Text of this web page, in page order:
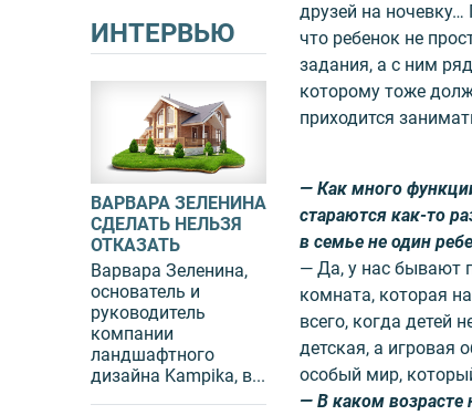
ИНТЕРВЬЮ
ВАРВАРА ЗЕЛЕНИНА
СДЕЛАТЬ НЕЛЬЗЯ
ОТКАЗАТЬ
Варвара Зеленина,
основатель и
руководитель
компании
ландшафтного
дизайна Kampika, в...
друзей на ночевку…
что ребенок не
задания, а с ним
которому тоже
приходится
— Как много
стараются как-то
в семье не один
— Да, у нас бывают
комната, которая
всего, когда детей
детская, а игровая
особый мир,
— В каком возрасте